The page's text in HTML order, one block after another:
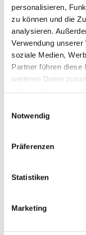
personalisieren,
zu können und die
analysieren.
Verwendung
soziale Medien,
Partner führen diese
weiteren Daten
Notwendig
Präferenzen
Statistiken
Marketing